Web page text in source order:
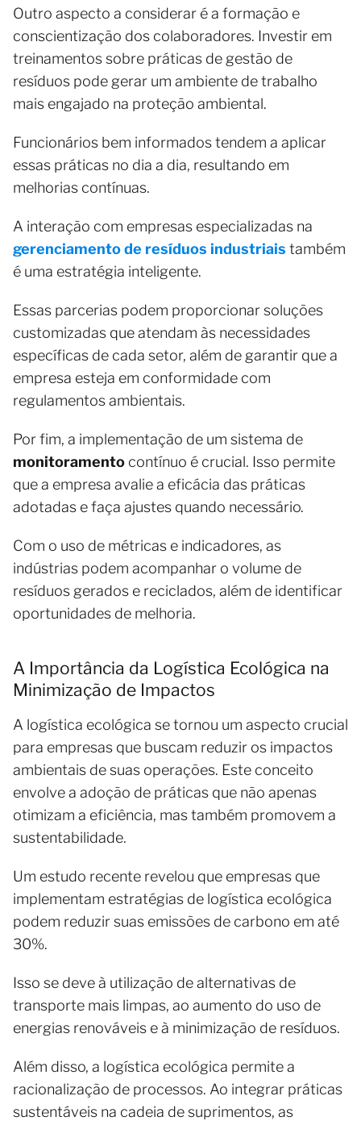
Outro aspecto a considerar é a formação e
conscientização dos colaboradores. Investir em
treinamentos sobre práticas de gestão de
resíduos pode gerar um ambiente de trabalho
mais engajado na proteção ambiental.
Funcionários bem informados tendem a aplicar
essas práticas no dia a dia, resultando em
melhorias contínuas.
A interação com empresas especializadas na
gerenciamento de resíduos industriais também
é uma estratégia inteligente.
Essas parcerias podem proporcionar soluções
customizadas que atendam às necessidades
específicas de cada setor, além de garantir que a
empresa esteja em conformidade com
regulamentos ambientais.
Por fim, a implementação de um sistema de
monitoramento contínuo é crucial. Isso permite
que a empresa avalie a eficácia das práticas
adotadas e faça ajustes quando necessário.
Com o uso de métricas e indicadores, as
indústrias podem acompanhar o volume de
resíduos gerados e reciclados, além de identificar
oportunidades de melhoria.
A Importância da Logística Ecológica na
Minimização de Impactos
A logística ecológica se tornou um aspecto crucial
para empresas que buscam reduzir os impactos
ambientais de suas operações. Este conceito
envolve a adoção de práticas que não apenas
otimizam a eficiência, mas também promovem a
sustentabilidade.
Um estudo recente revelou que empresas que
implementam estratégias de logística ecológica
podem reduzir suas emissões de carbono em até
30%.
Isso se deve à utilização de alternativas de
transporte mais limpas, ao aumento do uso de
energias renováveis e à minimização de resíduos.
Além disso, a logística ecológica permite a
racionalização de processos. Ao integrar práticas
sustentáveis na cadeia de suprimentos, as